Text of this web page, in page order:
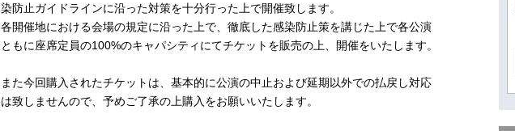
染防止ガイドラインに沿った対策を十分行った上で開催致します。
各開催地における会場の規定に沿った上で、徹底した感染防止策を講じた上で各公演
ともに座席定員の100%のキャパシティにてチケットを販売の上、開催をいたします。
また今回購入されたチケットは、基本的に公演の中止および延期以外での払戻し対応
は致しませんので、予めご了承の上購入をお願いいたします。